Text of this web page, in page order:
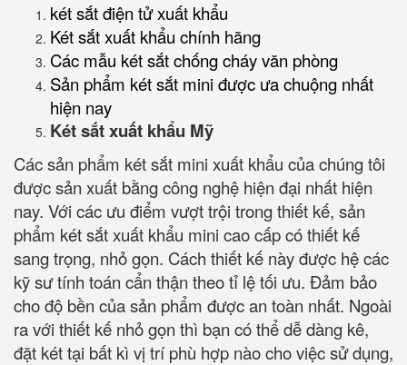
két sắt điện tử xuất khẩu
Két sắt xuất khẩu chính hãng
Các mẫu két sắt chống cháy văn phòng
Sản phẩm két sắt mini được ưa chuộng nhất
hiện nay
Két sắt xuất khẩu Mỹ
Các sản phẩm két sắt mini xuất khẩu của chúng tôi
được sản xuất bằng công nghệ hiện đại nhất hiện
nay. Với các ưu điểm vượt trội trong thiết kế, sản
phẩm két sắt xuất khẩu mini cao cấp có thiết kế
sang trọng, nhỏ gọn. Cách thiết kế này được hệ các
kỹ sư tính toán cẩn thận theo tỉ lệ tối ưu. Đảm bảo
cho độ bền của sản phẩm được an toàn nhất. Ngoài
ra với thiết kế nhỏ gọn thì bạn có thể dễ dàng kê,
đặt két tại bất kì vị trí phù hợp nào cho việc sử dụng,